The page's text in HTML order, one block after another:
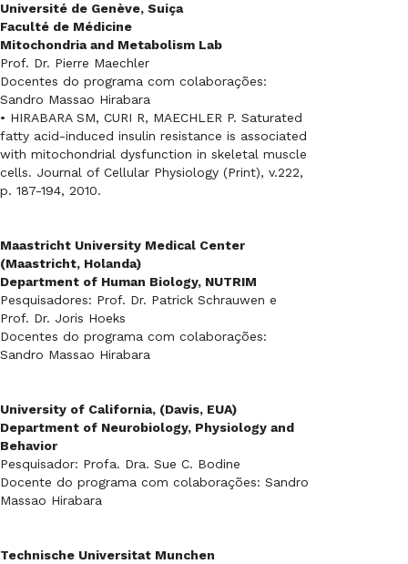
Université de Genève, Suiça
Faculté de Médicine
Mitochondria and Metabolism Lab
Prof. Dr. Pierre Maechler
Docentes do programa com colaborações:
Sandro Massao Hirabara
• HIRABARA SM, CURI R, MAECHLER P. Saturated
fatty acid-induced insulin resistance is associated
with mitochondrial dysfunction in skeletal muscle
cells. Journal of Cellular Physiology (Print), v.222,
p. 187-194, 2010.
Maastricht University Medical Center
(Maastricht, Holanda)
Department of Human Biology, NUTRIM
Pesquisadores: Prof. Dr. Patrick Schrauwen e
Prof. Dr. Joris Hoeks
Docentes do programa com colaborações:
Sandro Massao Hirabara
University of California, (Davis, EUA)
Department of Neurobiology, Physiology and
Behavior
Pesquisador: Profa. Dra. Sue C. Bodine
Docente do programa com colaborações: Sandro
Massao Hirabara
Technische Universitat Munchen